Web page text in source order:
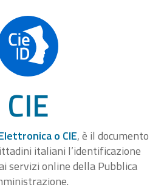
CIE
o CIE, è il documento
italiani l’identificazione
servizi online della Pubblica